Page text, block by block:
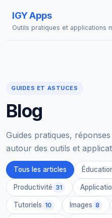
IGY Apps
Outils pratiques et applications
GUIDES ET ASTUCES
Blog
Guides pratiques,
autour des outils et
Tous les articles
Productivité 31
Tutoriels 10 Images 8
Assistant IGY
En ligne — Posez vos